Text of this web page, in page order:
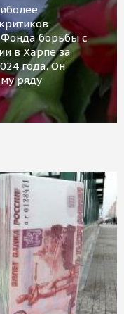
Фонда борьбы с
в Харпе за
года. Он
ряду